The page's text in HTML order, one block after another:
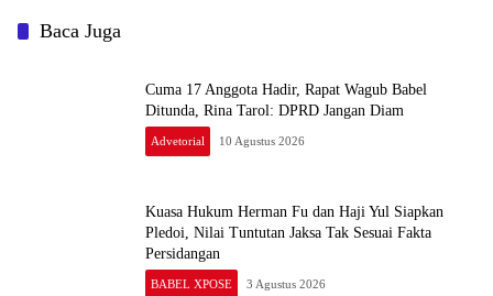
Baca Juga
Cuma 17 Anggota Hadir, Rapat Wagub Babel
Ditunda, Rina Tarol: DPRD Jangan Diam
Advetorial 10 Agustus 2026
Kuasa Hukum Herman Fu dan Haji Yul Siapkan
Pledoi, Nilai Tuntutan Jaksa Tak Sesuai Fakta
Persidangan
BABEL XPOSE 3 Agustus 2026